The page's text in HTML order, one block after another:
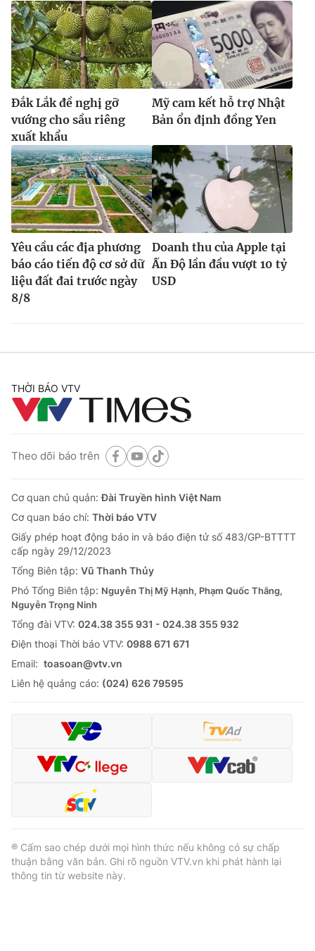
Đắk Lắk đề nghị gỡ
vướng cho sầu riêng
xuất khẩu
Mỹ cam kết hỗ trợ Nhật
Bản ổn định đồng Yen
Yêu cầu các địa phương
báo cáo tiến độ cơ sở dữ
liệu đất đai trước ngày
8/8
Doanh thu của Apple tại
Ấn Độ lần đầu vượt 10 tỷ
USD
THỜI BÁO VTV
Theo dõi báo trên
Cơ quan chủ quản:Đài Truyền hình Việt Nam
Cơ quan báo chí: Thời báo VTV
Giấy phép hoạt động báo in và báo điện tử số 483/GP-BTTTT
cấp ngày 29/12/2023
Tổng Biên tập: Vũ Thanh Thủy
Phó Tổng Biên tập: Nguyễn Thị Mỹ Hạnh, Phạm Quốc Thắng,
Nguyễn Trọng Ninh
Tổng đài VTV: 024.38 355 931 - 024.38 355 932
Ðiện thoại Thời báo VTV: 0988 671 671
Email: toasoan@vtv.vn
Liên hệ quảng cáo: (024) 626 79595
® Cấm sao chép dưới mọi hình thức nếu không có sự chấp
thuận bằng văn bản. Ghi rõ nguồn VTV.vn khi phát hành lại
thông tin từ website này.